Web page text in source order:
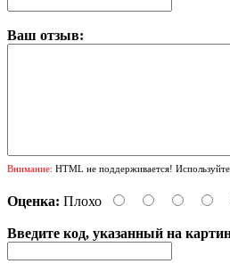
Ваш отзыв:
Внимание: HTML не поддерживается!
Оценка: Плохо
Введите код, указанный на